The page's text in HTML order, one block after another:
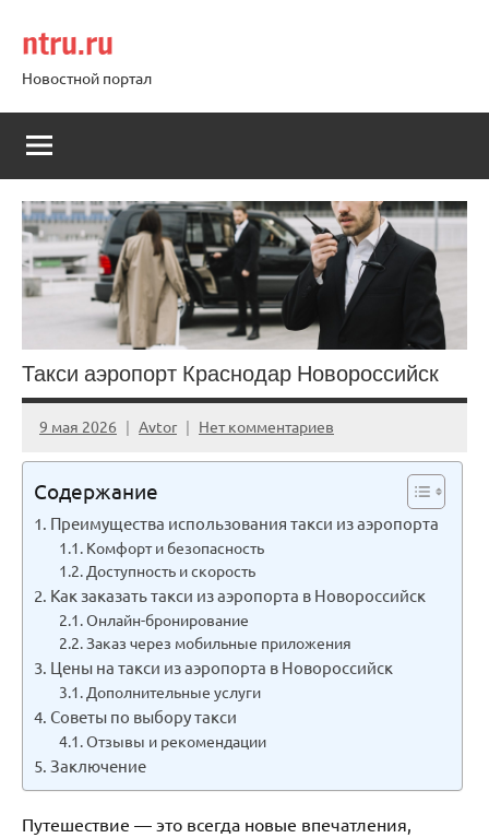
содержимому
ntru.ru
Новостной портал
Такси аэропорт Краснодар Новороссийск
9 мая 2026 Avtor Нет комментариев
Содержание
Преимущества использования такси из аэропорта
Комфорт и безопасность
Доступность и скорость
Как заказать такси из аэропорта в Новороссийск
Онлайн-бронирование
Заказ через мобильные приложения
Цены на такси из аэропорта в Новороссийск
Дополнительные услуги
Советы по выбору такси
Отзывы и рекомендации
Заключение
Путешествие — это всегда новые впечатления,